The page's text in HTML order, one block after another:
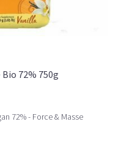
72% 750g
72% - Force & Masse